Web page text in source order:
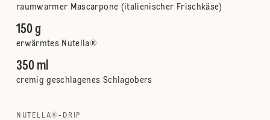
raumwarmer Mascarpone (italienischer Frischkäse)
150 g
erwärmtes Nutella®
350 ml
cremig geschlagenes Schlagobers
NUTELLA®-DRIP